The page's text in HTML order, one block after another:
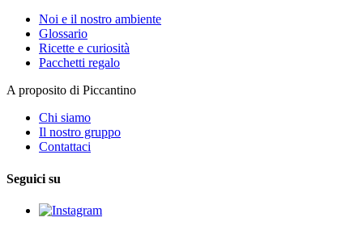
Noi e il nostro ambiente
Glossario
Ricette e curiosità
Pacchetti regalo
A proposito di Piccantino
Chi siamo
Il nostro gruppo
Contattaci
Seguici su